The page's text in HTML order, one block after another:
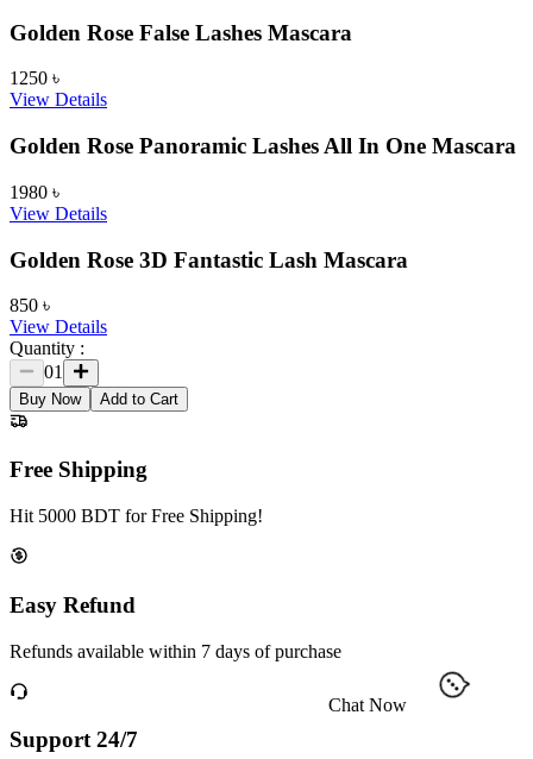
Golden Rose False Lashes Mascara
1250 ৳
View Details
Golden Rose Panoramic Lashes All In One Mascara
1980 ৳
View Details
Golden Rose 3D Fantastic Lash Mascara
850 ৳
View Details
Quantity :
01
Buy Now Add to Cart
Free Shipping
Hit 5000 BDT for Free Shipping!
Easy Refund
Refunds available within 7 days of purchase
Support 24/7
Chat Now